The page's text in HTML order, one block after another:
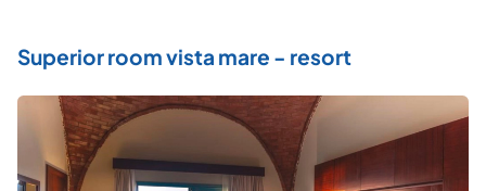
Superior room vista mare - resort